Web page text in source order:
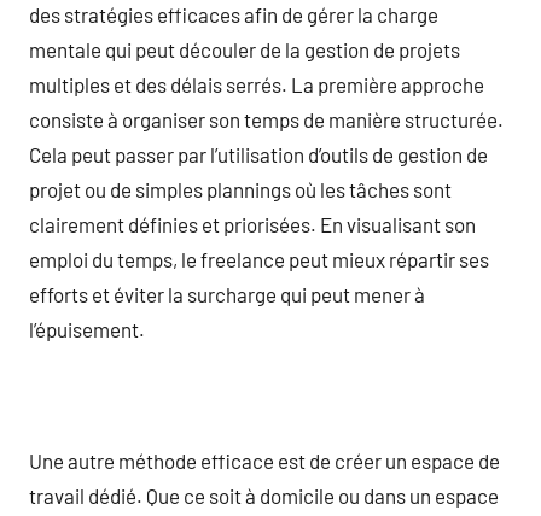
des stratégies efficaces afin de gérer la charge
mentale qui peut découler de la gestion de projets
multiples et des délais serrés. La première approche
consiste à organiser son temps de manière structurée.
Cela peut passer par l’utilisation d’outils de gestion de
projet ou de simples plannings où les tâches sont
clairement définies et priorisées. En visualisant son
emploi du temps, le freelance peut mieux répartir ses
efforts et éviter la surcharge qui peut mener à
l’épuisement.
Une autre méthode efficace est de créer un espace de
travail dédié. Que ce soit à domicile ou dans un espace